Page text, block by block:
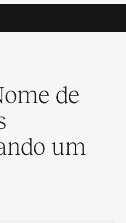
ou Usando um Plugin)
de
um